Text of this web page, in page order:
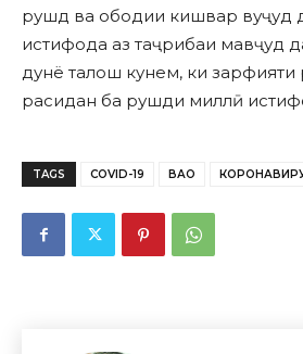
рушд ва ободии кишвар вуҷуд
истифода аз таҷрибаи мавҷуд
дунё талош кунем, ки
расидан ба рушди миллӣ
TAGS COVID-19 ВАО